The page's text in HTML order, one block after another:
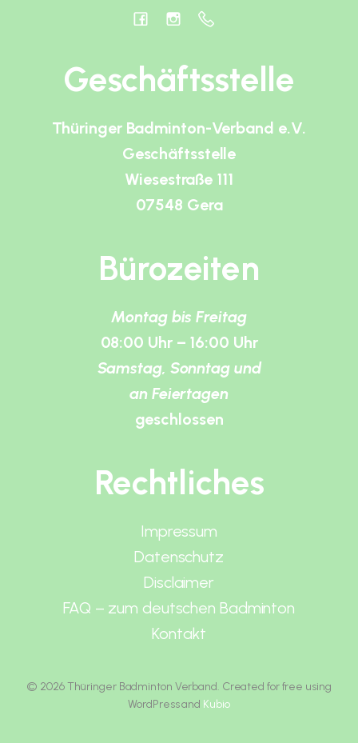
Geschäftsstelle
Thüringer Badminton-Verband e.V.
Geschäftsstelle
Wiesestraße 111
07548 Gera
Bürozeiten
Montag bis Freitag
08:00 Uhr – 16:00 Uhr
Samstag, Sonntag und
an Feiertagen
geschlossen
Rechtliches
Impressum
Datenschutz
Disclaimer
FAQ – zum deutschen Badminton
Kontakt
© 2026 Thüringer Badminton Verband. Created for free using
WordPress and Kubio